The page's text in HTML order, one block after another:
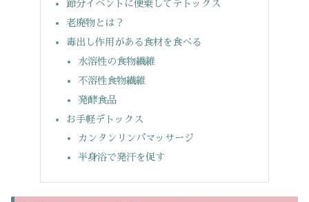
節分イベントに便乗してデトックス
老廃物とは？
毒出し作用がある食材を食べる
水溶性の食物繊維
不溶性食物繊維
発酵食品
お手軽デトックス
カンタンリンパマッサージ
半身浴で発汗を促す